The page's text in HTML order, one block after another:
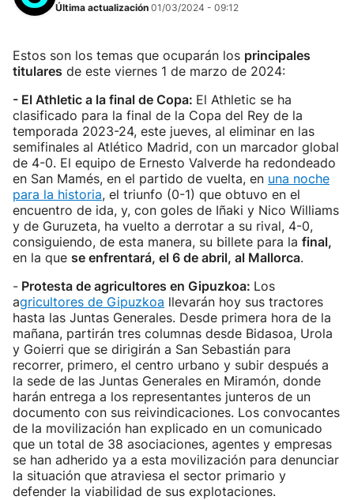
Última actualización 01/03/2024 - 09:12
Estos son los temas que ocuparán los principales
titulares de este viernes 1 de marzo de 2024:
- El Athletic a la final de Copa: El Athletic se ha
clasificado para la final de la Copa del Rey de la
temporada 2023-24, este jueves, al eliminar en las
semifinales al Atlético Madrid, con un marcador global
de 4-0. El equipo de Ernesto Valverde ha redondeado
en San Mamés, en el partido de vuelta, en una noche
para la historia, el triunfo (0-1) que obtuvo en el
encuentro de ida, y, con goles de Iñaki y Nico Williams
y de Guruzeta, ha vuelto a derrotar a su rival, 4-0,
consiguiendo, de esta manera, su billete para la final,
en la que se enfrentará, el 6 de abril, al Mallorca.
- Protesta de agricultores en Gipuzkoa: Los
agricultores de Gipuzkoa llevarán hoy sus tractores
hasta las Juntas Generales. Desde primera hora de la
mañana, partirán tres columnas desde Bidasoa, Urola
y Goierri que se dirigirán a San Sebastián para
recorrer, primero, el centro urbano y subir después a
la sede de las Juntas Generales en Miramón, donde
harán entrega a los representantes junteros de un
documento con sus reivindicaciones. Los convocantes
de la movilización han explicado en un comunicado
que un total de 38 asociaciones, agentes y empresas
se han adherido ya a esta movilización para denunciar
la situación que atraviesa el sector primario y
defender la viabilidad de sus explotaciones.